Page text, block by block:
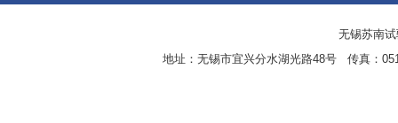
无锡苏南
地址：无锡市宜兴分水湖光路48号 传真：